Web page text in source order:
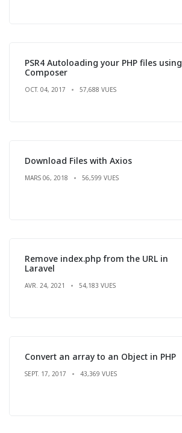
PSR4 Autoloading your PHP files using
Composer
OCT. 04, 2017 57,688 VUES
Download Files with Axios
MARS 06, 2018 56,599 VUES
Remove index.php from the URL in
Laravel
AVR. 24, 2021 54,183 VUES
Convert an array to an Object in PHP
SEPT. 17, 2017 43,369 VUES